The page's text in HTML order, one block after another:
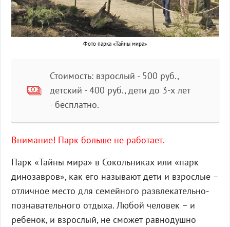
Фото парка «Тайны мира»
Стоимость: взрослый - 500 руб.,
детский - 400 руб., дети до 3-х лет
- бесплатно.
Внимание! Парк больше не работает.
Парк «Тайны мира» в Сокольниках или «парк
динозавров», как его называют дети и взрослые –
отличное место для семейного развлекательно-
познавательного отдыха. Любой человек – и
ребенок, и взрослый, не сможет равнодушно